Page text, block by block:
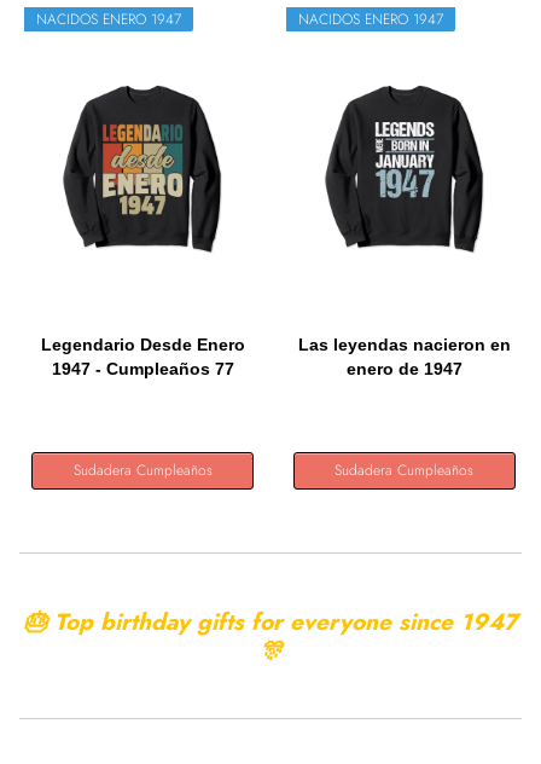
NACIDOS ENERO 1947
Legendario Desde Enero
1947 - Cumpleaños 77
Sudadera Cumpleaños
NACIDOS ENERO 1947
Las leyendas nacieron en
enero de 1947
Sudadera Cumpleaños
🎂 Top birthday gifts for everyone since 1947
🎊